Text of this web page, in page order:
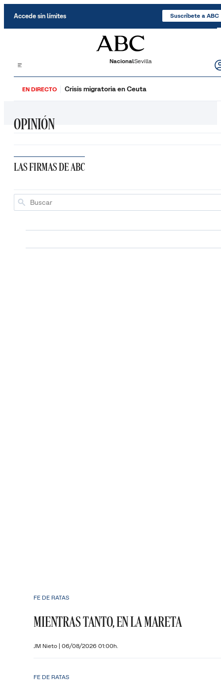
Accede sin límites Suscríbete a ABC
NacionalSevilla
EN DIRECTO Crisis migratoria en Ceuta
OPINIÓN
LAS FIRMAS DE ABC
FE DE RATAS
MIENTRAS TANTO, EN LA MARETA
JM Nieto | 06/08/2026 01:00h.
FE DE RATAS